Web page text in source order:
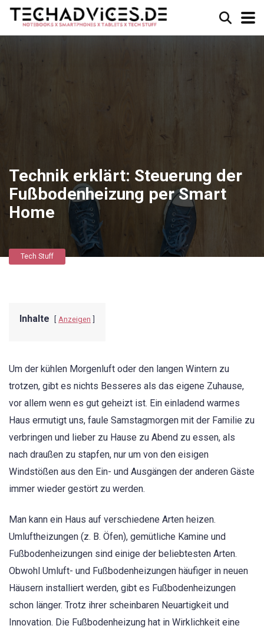
Technik erklärt: Steuerung der
Fußbodenheizung per Smart
Home
Tech Stuff
Inhalte Anzeigen
Um der kühlen Morgenluft oder den langen Wintern zu
trotzen, gibt es nichts Besseres als das eigene Zuhause,
vor allem wenn es gut geheizt ist. Ein einladend warmes
Haus ermutigt uns, faule Samstagmorgen mit der Familie zu
verbringen und lieber zu Hause zu Abend zu essen, als
nach draußen zu stapfen, nur um von den eisigen
Windstößen aus den Ein- und Ausgängen der anderen Gäste
immer wieder gestört zu werden.
Man kann ein Haus auf verschiedene Arten heizen.
Umluftheizungen (z. B. Öfen), gemütliche Kamine und
Fußbodenheizungen sind einige der beliebtesten Arten.
Obwohl Umluft- und Fußbodenheizungen häufiger in neuen
Häusern installiert werden, gibt es Fußbodenheizungen
schon länger. Trotz ihrer scheinbaren Neuartigkeit und
Innovation. Die Fußbodenheizung hat in Wirklichkeit eine